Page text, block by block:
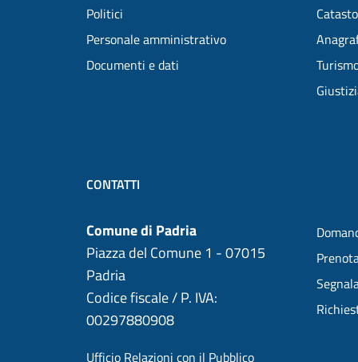
Politici
Personale amministrativo
Documenti e dati
CONTATTI
Comune di Padria
Piazza del Comune 1 - 07015
Padria
Codice fiscale / P. IVA:
00297880908
Ufficio Relazioni con il Pubblico